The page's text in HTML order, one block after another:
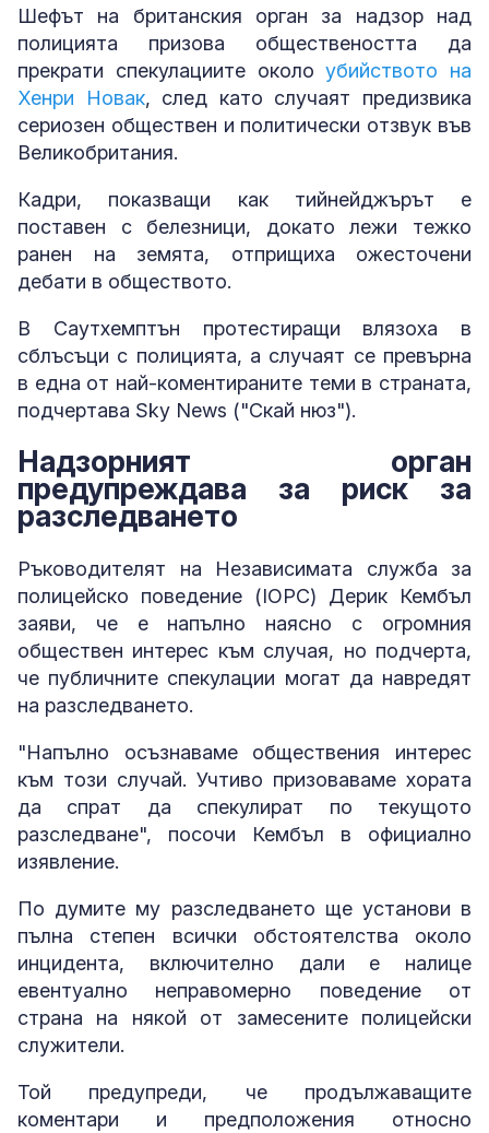
Шефът на британския орган за надзор над
полицията призова обществеността да
прекрати спекулациите околоубийството на
Хенри Новак, след като случаят предизвика
сериозен обществен и политически отзвук във
Великобритания.
Кадри, показващи как тийнейджърът е
поставен с белезници, докато лежи тежко
ранен на земята, отприщиха ожесточени
дебати в обществото.
В Саутхемптън протестиращи влязоха в
сблъсъци с полицията, а случаят се превърна
в една от най-коментираните теми в страната,
подчертава Sky News ("Скай нюз").
Надзорният орган
предупреждава за риск за
разследването
Ръководителят на Независимата служба за
полицейско поведение (IOPC) Дерик Кембъл
заяви, че е напълно наясно с огромния
обществен интерес към случая, но подчерта,
че публичните спекулации могат да навредят
на разследването.
"Напълно осъзнаваме обществения интерес
към този случай. Учтиво призоваваме хората
да спрат да спекулират по текущото
разследване", посочи Кембъл в официално
изявление.
По думите му разследването ще установи в
пълна степен всички обстоятелства около
инцидента, включително дали е налице
евентуално неправомерно поведение от
страна на някой от замесените полицейски
служители.
Той предупреди, че продължаващите
коментари и предположения относно